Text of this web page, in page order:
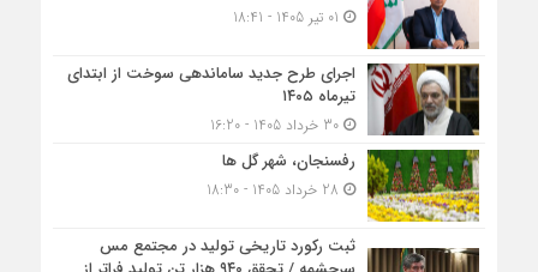
اجرای طرح جدید ساماندهی سوخت از ابتدای
تیرماه ۱۴۰۵
30 خرداد 1405 - 16:20
رفسنجان، شهر گل ها
ثبت رکورد تاریخی تولید در مجتمع مس